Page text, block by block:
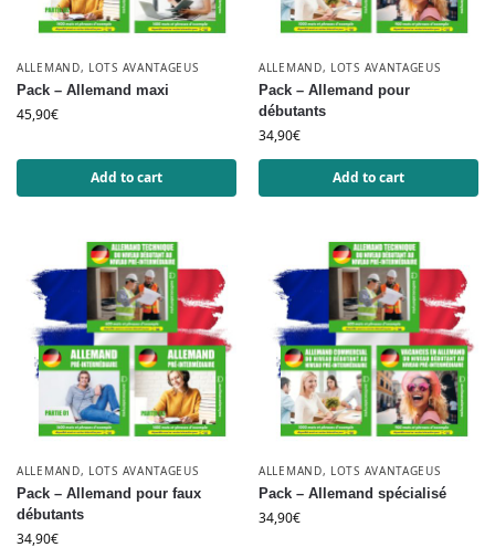
ALLEMAND, LOTS AVANTAGEUS
Pack – Allemand maxi
45,90€
Add to cart
ALLEMAND, LOTS AVANTAGEUS
Pack – Allemand pour
débutants
34,90€
Add to cart
ALLEMAND, LOTS AVANTAGEUS
Pack – Allemand pour faux
débutants
34,90€
ALLEMAND, LOTS AVANTAGEUS
Pack – Allemand spécialisé
34,90€